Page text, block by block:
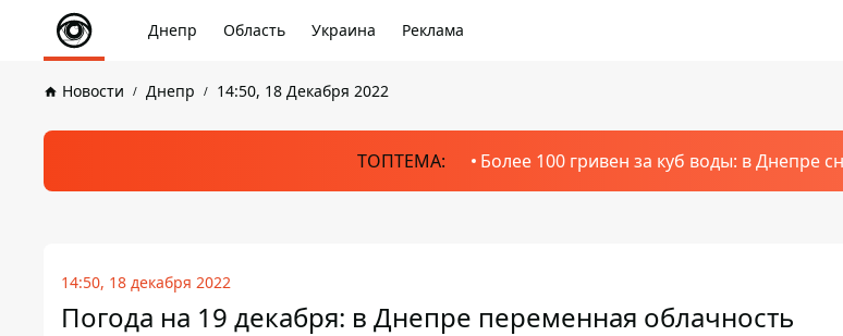
Днепр Область Украина Реклама
Новости Днепр 14:50, 18 Декабря 2022
ТОПТЕМА: Более 100 гривен за куб воды: в Днепре
14:50, 18 декабря 2022
Погода на 19 декабря: в Днепре переменная облачность